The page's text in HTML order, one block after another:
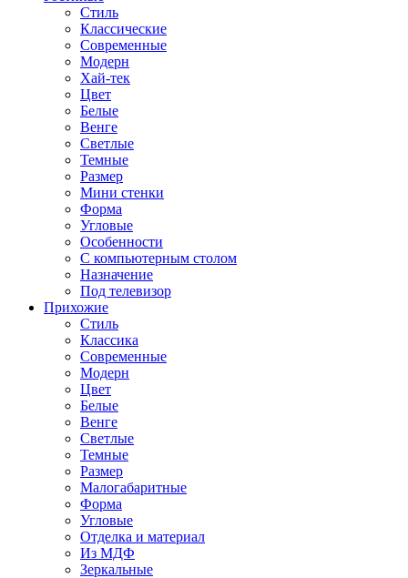
Стиль
Классические
Современные
Модерн
Хай-тек
Цвет
Белые
Венге
Светлые
Темные
Размер
Мини стенки
Форма
Угловые
Особенности
С компьютерным столом
Назначение
Под телевизор
Прихожие
Стиль
Классика
Современные
Модерн
Цвет
Белые
Венге
Светлые
Темные
Размер
Малогабаритные
Форма
Угловые
Отделка и материал
Из МДФ
Зеркальные